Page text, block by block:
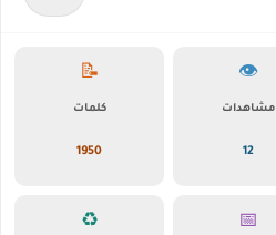
👁️
مشاهدات
12
📝
كلمات
1950
📅
♻️